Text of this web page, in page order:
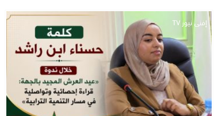
إفني نيوز TV